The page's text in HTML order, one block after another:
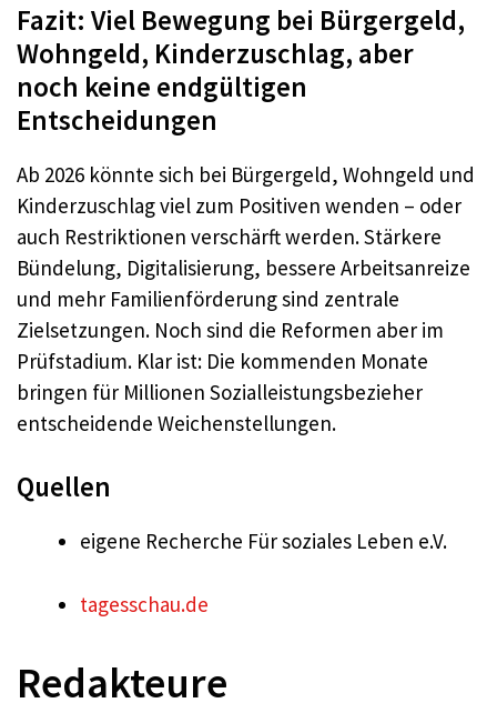
Fazit: Viel Bewegung bei Bürgergeld,
Wohngeld, Kinderzuschlag, aber
noch keine endgültigen
Entscheidungen
Ab 2026 könnte sich bei Bürgergeld, Wohngeld und
Kinderzuschlag viel zum Positiven wenden – oder
auch Restriktionen verschärft werden. Stärkere
Bündelung, Digitalisierung, bessere Arbeitsanreize
und mehr Familienförderung sind zentrale
Zielsetzungen. Noch sind die Reformen aber im
Prüfstadium. Klar ist: Die kommenden Monate
bringen für Millionen Sozialleistungsbezieher
entscheidende Weichenstellungen.
Quellen
eigene Recherche Für soziales Leben e.V.
tagesschau.de
Redakteure